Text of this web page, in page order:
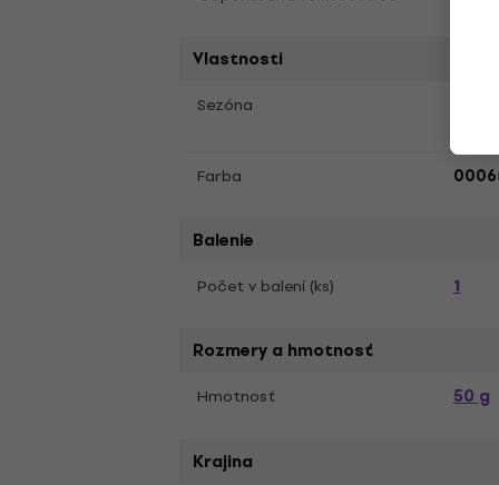
Vlastnosti
Sezóna
Farba
Balenie
Počet v balení (ks) 1
Rozmery a hmotnosť
Hmotnosť 50 g
Krajina